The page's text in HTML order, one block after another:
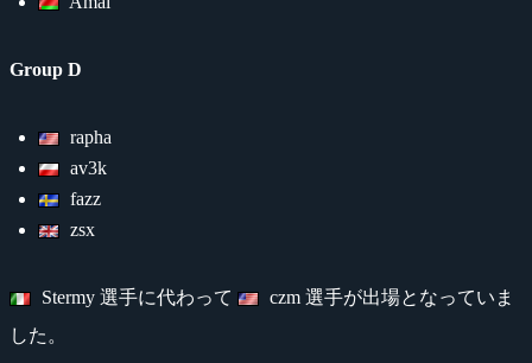
Group D
rapha
av3k
fazz
zsx
Stermy 選手に代わって
czm 選手が出場となっていま
した。